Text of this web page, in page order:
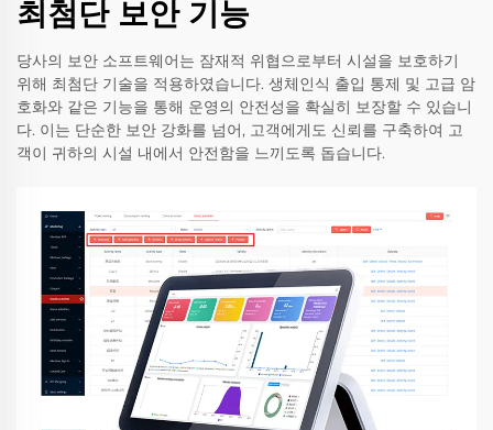
최첨단 보안 기능
당사의 보안 소프트웨어는 잠재적 위협으로부터 시설을 보호하기
위해 최첨단 기술을 적용하였습니다. 생체인식 출입 통제 및 고급 암
호화와 같은 기능을 통해 운영의 안전성을 확실히 보장할 수 있습니
다. 이는 단순한 보안 강화를 넘어, 고객에게도 신뢰를 구축하여 고
객이 귀하의 시설 내에서 안전함을 느끼도록 돕습니다.